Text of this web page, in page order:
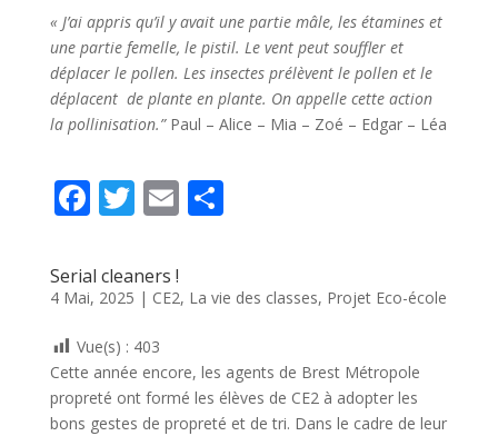
« J’ai appris qu’il y avait une partie mâle, les étamines et
une partie femelle, le pistil. Le vent peut souffler et
déplacer le pollen. Les insectes prélèvent le pollen et le
déplacent de plante en plante. On appelle cette action
la pollinisation.”Paul – Alice – Mia – Zoé – Edgar – Léa
F
e
b
o
o
k
T
itt
er
E
l
P
g
Serial cleaners !
4 Mai, 2025 | CE2, La vie des classes, Projet Eco-école
Vue(s) : 403
Cette année encore, les agents de Brest Métropole
propreté ont formé les élèves de CE2 à adopter les
bons gestes de propreté et de tri. Dans le cadre de leur